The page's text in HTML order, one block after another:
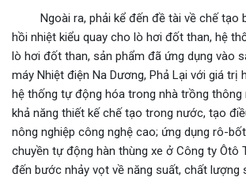
Ngoài ra, phải kể đến đề tài về chế tạo
hồi nhiệt kiểu quay cho lò hơi đốt than, hệ
lò hơi đốt than, sản phẩm đã ứng dụng vào
máy Nhiệt điện Na Dương, Phả Lại với giá trị
hệ thống tự động hóa trong nhà trồng thông
khả năng thiết kế chế tạo trong nước, tạo
nông nghiệp công nghệ cao; ứng dụng rô-
chuyền tự động hàn thùng xe ở Công ty Ôtô
đến bước nhảy vọt về năng suất, chất lượng